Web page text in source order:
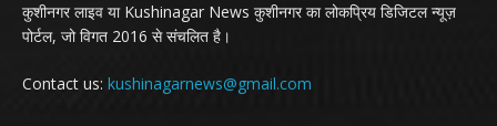
कुशीनगर लाइव या Kushinagar News कुशीनगर का लोकप्रिय डिजिटल न्यूज़
पोर्टल, जो विगत 2016 से संचलित है।
Contact us: kushinagarnews@gmail.com